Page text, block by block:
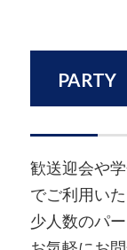
PARTY
歓送迎会や
でご利用いた
少人数のパ